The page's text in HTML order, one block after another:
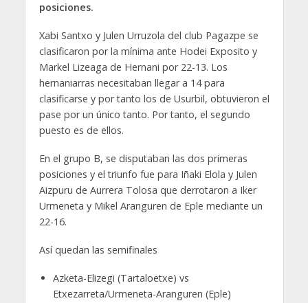
posiciones.
Xabi Santxo y Julen Urruzola del club Pagazpe se
clasificaron por la mínima ante Hodei Exposito y
Markel Lizeaga de Hernani por 22-13. Los
hernaniarras necesitaban llegar a 14 para
clasificarse y por tanto los de Usurbil, obtuvieron el
pase por un único tanto. Por tanto, el segundo
puesto es de ellos.
En el grupo B, se disputaban las dos primeras
posiciones y el triunfo fue para Iñaki Elola y Julen
Aizpuru de Aurrera Tolosa que derrotaron a Iker
Urmeneta y Mikel Aranguren de Eple mediante un
22-16.
Así quedan las semifinales
Azketa-Elizegi (Tartaloetxe) vs
Etxezarreta/Urmeneta-Aranguren (Eple)